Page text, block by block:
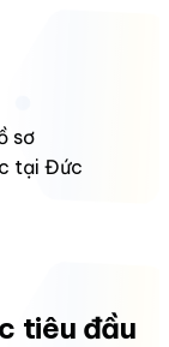
sơ
tại Đức
tiêu đầu